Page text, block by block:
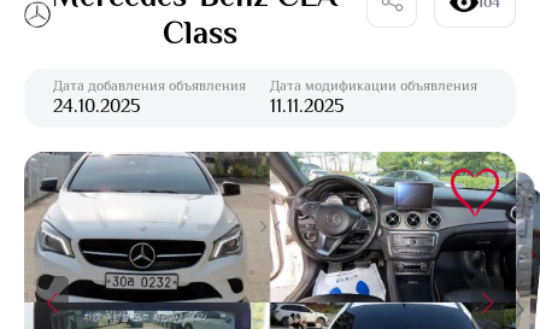
Class
Дата добавления объявления
24.10.2025
Дата модификации объявления
11.11.2025